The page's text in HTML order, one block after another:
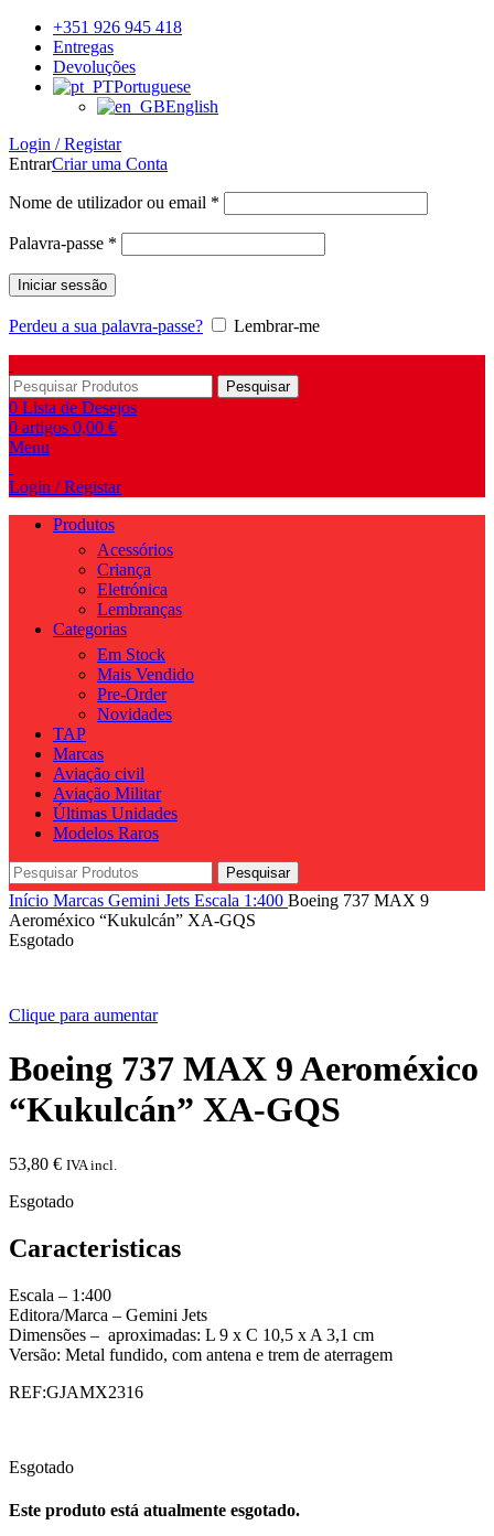
+351 926 945 418
Entregas
Devoluções
Portuguese
English
Login / Registar
EntrarCriar uma Conta
Nome de utilizador ou email *
Palavra-passe *
Iniciar sessão
Perdeu a sua palavra-passe? Lembrar-me
Pesquisar
0 Lista de Desejos
0 artigos 0,00 €
Menu
Login / Registar
Produtos
Acessórios
Criança
Eletrónica
Lembranças
Categorias
Em Stock
Mais Vendido
Pre-Order
Novidades
TAP
Marcas
Aviação civil
Aviação Militar
Últimas Unidades
Modelos Raros
Pesquisar
Início Marcas Gemini Jets Escala 1:400 Boeing 737 MAX 9
Aeroméxico “Kukulcán” XA-GQS
Esgotado
Clique para aumentar
Boeing 737 MAX 9 Aeroméxico
“Kukulcán” XA-GQS
53,80 € IVA incl.
Esgotado
Caracteristicas
Escala – 1:400
Editora/Marca – Gemini Jets
Dimensões – aproximadas: L 9 x C 10,5 x A 3,1 cm
Versão: Metal fundido, com antena e trem de aterragem
REF:GJAMX2316
Esgotado
Este produto está atualmente esgotado.